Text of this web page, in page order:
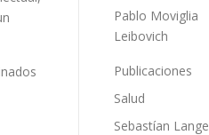
Pablo Moviglia
Leibovich
Publicaciones
Salud
Sebastían Lange